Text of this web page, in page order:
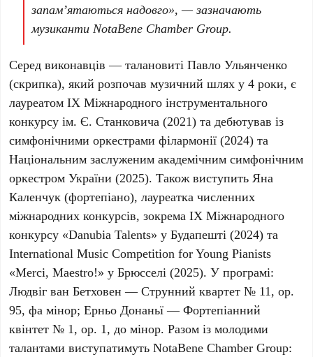
запам’ятаються надовго», — зазначають
музиканти NotaBene Chamber Group.
Серед виконавців — талановитіПавло Ульянченко
(скрипка), який розпочав музичний шлях у4 роки, є
лауреатомІХ Міжнародного інструментального
конкурсу ім. Є. Станковича (2021) та дебютував із
симфонічними оркестрами філармонії(2024) та
Національним заслуженим академічним симфонічним
оркестром України(2025). Також виступитьЯна
Каленчук (фортепіано), лауреатка численних
міжнародних конкурсів, зокремаІХ Міжнародного
конкурсу «Danubia Talents» у Будапешті(2024) та
International Music Competition for Young Pianists
«Merci, Maestro!» у Брюсселі(2025). У програмі:
Людвіг ван Бетховен — Струнний квартет № 11, ор.
95, фа мінор;Ерньо Донаньї— Фортепіанний
квінтет № 1, ор. 1, до мінор. Разом із молодими
талантами виступатимутьNotaBene Chamber Group: